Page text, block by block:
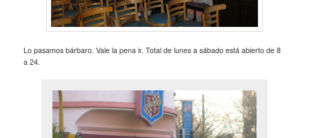
Lo pasamos bárbaro. Vale la pena ir. Total de lunes a sábado está abierto de 8
a 24.